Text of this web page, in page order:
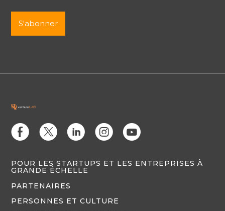
E D C Q M
POUR LES STARTUPS ET LES ENTREPRISES À
GRANDE ÉCHELLE
PARTENAIRES
PERSONNES ET CULTURE